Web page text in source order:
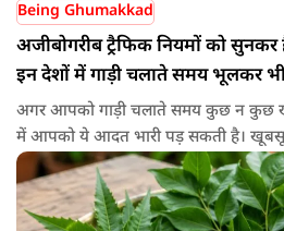
Being Ghumakkad
अजीबोगरीब ट्रैफिक नियमों को सुनकर
इन देशों में गाड़ी चलाते समय भूलकर
अगर आपको गाड़ी चलाते समय कुछ न कुछ
में आपको ये आदत भारी पड़ सकती है।
सेफ्टी के नियम बहुत ही सख्त हैं। यहाँ के
चलाते समय आपका पूरा का पूरा फोकस सिर्फ
होना चाहिए। इसीलिए ड्राइविंग करते समय